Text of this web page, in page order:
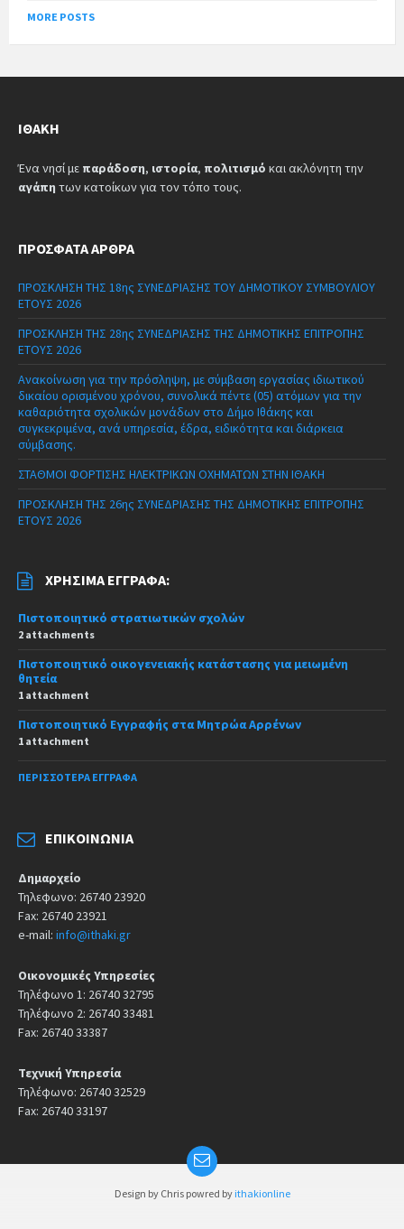
MORE POSTS
ΙΘΆΚΗ
Ένα νησί με παράδοση, ιστορία, πολιτισμό και ακλόνητη την
αγάπη των κατοίκων για τον τόπο τους.
ΠΡΌΣΦΑΤΑ ΆΡΘΡΑ
ΠΡΟΣΚΛΗΣΗ ΤΗΣ 18ης ΣΥΝΕΔΡΙΑΣΗΣ ΤΟΥ ΔΗΜΟΤΙΚΟΥ ΣΥΜΒΟΥΛΙΟΥ
ΕΤΟΥΣ 2026
ΠΡΟΣΚΛΗΣΗ ΤΗΣ 28ης ΣΥΝΕΔΡΙΑΣΗΣ ΤΗΣ ΔΗΜΟΤΙΚΗΣ ΕΠΙΤΡΟΠΗΣ
ΕΤΟΥΣ 2026
Ανακοίνωση για την πρόσληψη, με σύμβαση εργασίας ιδιωτικού
δικαίου ορισμένου χρόνου, συνολικά πέντε (05) ατόμων για την
καθαριότητα σχολικών μονάδων στο Δήμο Ιθάκης και
συγκεκριμένα, ανά υπηρεσία, έδρα, ειδικότητα και διάρκεια
σύμβασης.
ΣΤΑΘΜΟΙ ΦΟΡΤΙΣΗΣ ΗΛΕΚΤΡΙΚΩΝ ΟΧΗΜΑΤΩΝ ΣΤΗΝ ΙΘΑΚΗ
ΠΡΟΣΚΛΗΣΗ ΤΗΣ 26ης ΣΥΝΕΔΡΙΑΣΗΣ ΤΗΣ ΔΗΜΟΤΙΚΗΣ ΕΠΙΤΡΟΠΗΣ
ΕΤΟΥΣ 2026
ΧΡΉΣΙΜΑ ΈΓΓΡΑΦΑ:
Πιστοποιητικό στρατιωτικών σχολών
2 attachments
Πιστοποιητικό οικογενειακής κατάστασης για μειωμένη
θητεία
1 attachment
Πιστοποιητικό Εγγραφής στα Μητρώα Αρρένων
1 attachment
ΠΕΡΙΣΣΌΤΕΡΑ ΈΓΓΡΑΦΑ
ΕΠΙΚΟΙΝΩΝΊΑ
Δημαρχείο
Τηλεφωνο: 26740 23920
Fax: 26740 23921
e-mail: info@ithaki.gr
Οικονομικές Υπηρεσίες
Τηλέφωνο 1: 26740 32795
Τηλέφωνο 2: 26740 33481
Fax: 26740 33387
Τεχνική Υπηρεσία
Τηλέφωνο: 26740 32529
Fax: 26740 33197
Design by Chris powred by ithakionline